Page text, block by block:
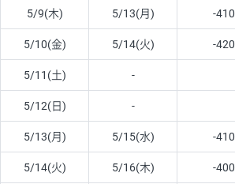
5/9(木) 5/13(月) -410
5/10(金) 5/14(火) -420
5/11(土) -
5/12(日) -
5/13(月) 5/15(水) -410
5/14(火) 5/16(木) -400